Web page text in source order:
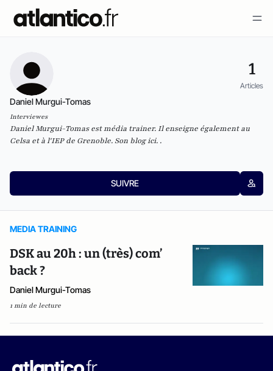
1
Articles
Daniel Murgui-Tomas
Interviewes
Daniel Murgui-Tomas est média trainer. Il enseigne également au
Celsa et à l'IEP de Grenoble. Son blogici. .
SUIVRE
MEDIA TRAINING
DSK au 20h : un (très) com’
back ?
Daniel Murgui-Tomas
1 min de lecture